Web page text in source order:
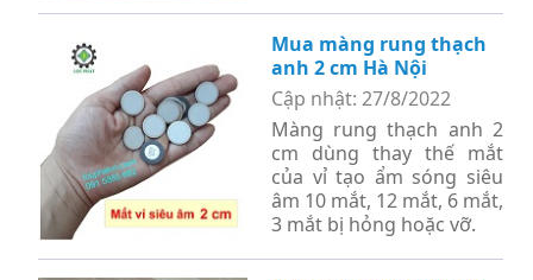
Mua màng rung thạch
anh 2 cm Hà Nội
Cập nhật: 27/8/2022
Màng rung thạch anh 2
cm dùng thay thế mắt
của vỉ tạo ẩm sóng siêu
âm 10 mắt, 12 mắt, 6 mắt,
3 mắt bị hỏng hoặc vỡ.